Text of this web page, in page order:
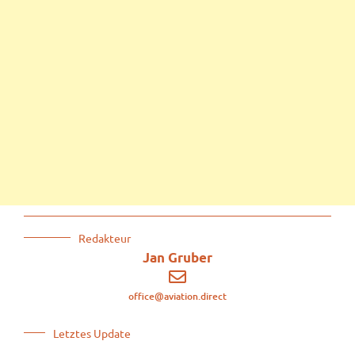
Redakteur
Jan Gruber
office@aviation.direct
Letztes Update